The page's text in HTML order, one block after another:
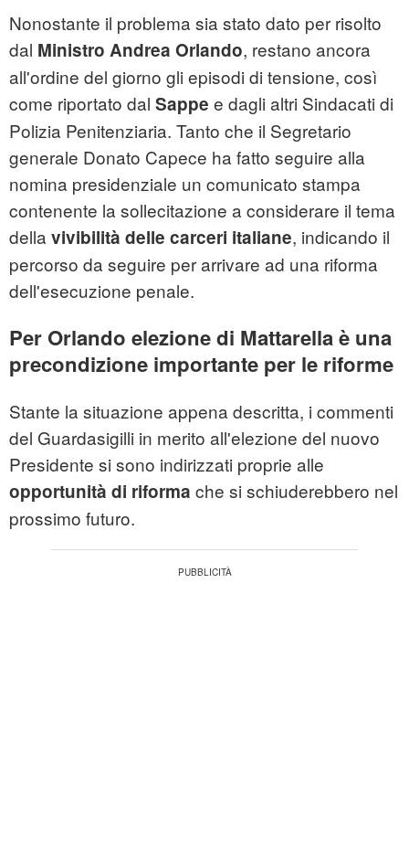
Nonostante il problema sia stato dato per risolto
dal Ministro Andrea Orlando, restano ancora
all'ordine del giorno gli episodi di tensione, così
come riportato dal Sappe e dagli altri Sindacati di
Polizia Penitenziaria. Tanto che il Segretario
generale Donato Capece ha fatto seguire alla
nomina presidenziale un comunicato stampa
contenente la sollecitazione a considerare il tema
della vivibilità delle carceri italiane, indicando il
percorso da seguire per arrivare ad una riforma
dell'esecuzione penale.
Per Orlando elezione di Mattarella è una
precondizione importante per le riforme
Stante la situazione appena descritta, i commenti
del Guardasigilli in merito all'elezione del nuovo
Presidente si sono indirizzati proprie alle
opportunità di riforma che si schiuderebbero nel
prossimo futuro.